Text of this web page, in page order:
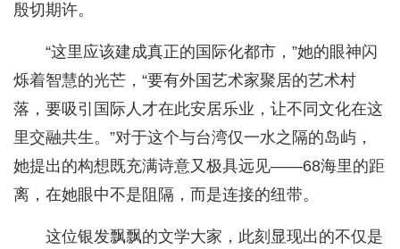
殷切期许。
“这里应该建成真正的国际化都市，”她的眼神闪
烁着智慧的光芒，“要有外国艺术家聚居的艺术村
落，要吸引国际人才在此安居乐业，让不同文化在这
里交融共生。”对于这个与台湾仅一水之隔的岛屿，
她提出的构想既充满诗意又极具远见——68海里的距
离，在她眼中不是阻隔，而是连接的纽带。
这位银发飘飘的文学大家，此刻显现出的不仅是